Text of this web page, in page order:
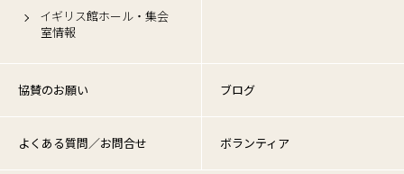
イギリス館ホール・集会
室情報
協賛のお願い ブログ
よくある質問／お問合せ ボランティア